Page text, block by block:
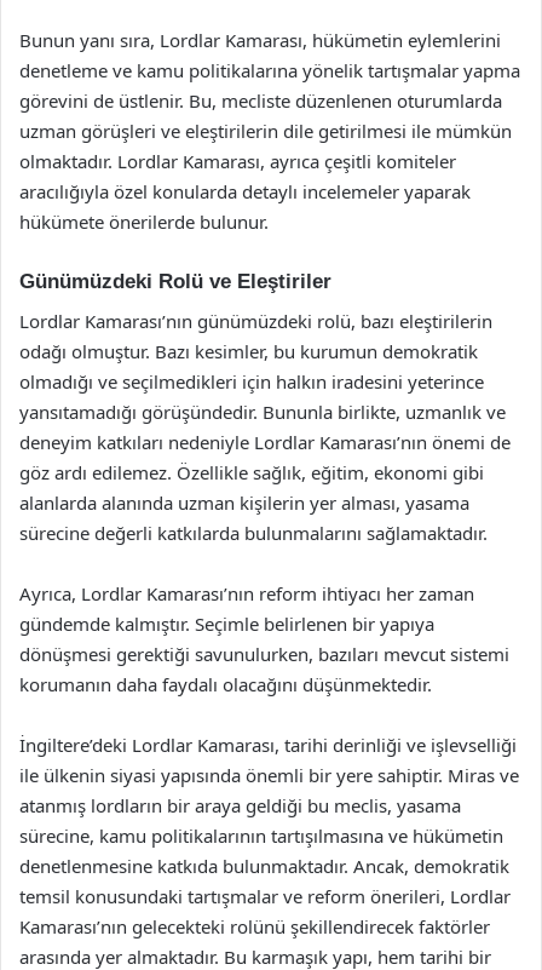
Bunun yanı sıra, Lordlar Kamarası, hükümetin eylemlerini
denetleme ve kamu politikalarına yönelik tartışmalar yapma
görevini de üstlenir. Bu, mecliste düzenlenen oturumlarda
uzman görüşleri ve eleştirilerin dile getirilmesi ile mümkün
olmaktadır. Lordlar Kamarası, ayrıca çeşitli komiteler
aracılığıyla özel konularda detaylı incelemeler yaparak
hükümete önerilerde bulunur.
Günümüzdeki Rolü ve Eleştiriler
Lordlar Kamarası’nın günümüzdeki rolü, bazı eleştirilerin
odağı olmuştur. Bazı kesimler, bu kurumun demokratik
olmadığı ve seçilmedikleri için halkın iradesini yeterince
yansıtamadığı görüşündedir. Bununla birlikte, uzmanlık ve
deneyim katkıları nedeniyle Lordlar Kamarası’nın önemi de
göz ardı edilemez. Özellikle sağlık, eğitim, ekonomi gibi
alanlarda alanında uzman kişilerin yer alması, yasama
sürecine değerli katkılarda bulunmalarını sağlamaktadır.
Ayrıca, Lordlar Kamarası’nın reform ihtiyacı her zaman
gündemde kalmıştır. Seçimle belirlenen bir yapıya
dönüşmesi gerektiği savunulurken, bazıları mevcut sistemi
korumanın daha faydalı olacağını düşünmektedir.
İngiltere’deki Lordlar Kamarası, tarihi derinliği ve işlevselliği
ile ülkenin siyasi yapısında önemli bir yere sahiptir. Miras ve
atanmış lordların bir araya geldiği bu meclis, yasama
sürecine, kamu politikalarının tartışılmasına ve hükümetin
denetlenmesine katkıda bulunmaktadır. Ancak, demokratik
temsil konusundaki tartışmalar ve reform önerileri, Lordlar
Kamarası’nın gelecekteki rolünü şekillendirecek faktörler
arasında yer almaktadır. Bu karmaşık yapı, hem tarihi bir